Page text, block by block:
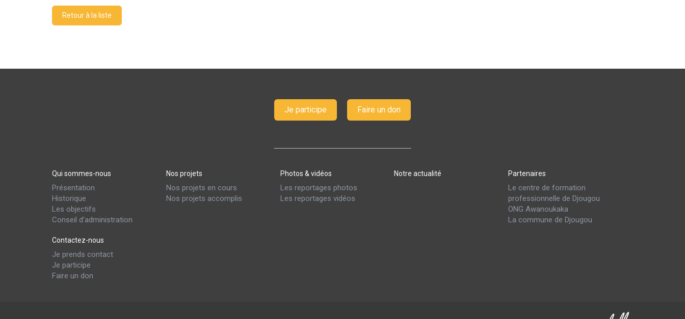
Retour à la liste
Je participe Faire un don
Qui sommes-nous
Présentation
Historique
Les objectifs
Conseil d’administration
Nos projets
Nos projets en cours
Nos projets accomplis
Photos & vidéos
Les reportages photos
Les reportages vidéos
Notre actualité Partenaires
Le centre de formation
professionnelle de Djougou
ONG Awanoukaka
La commune de Djougou
Contactez-nous
Je prends contact
Je participe
Faire un don